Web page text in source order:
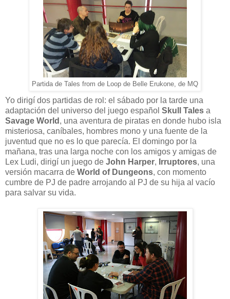
Partida de Tales from de Loop de Belle Erukone, de MQ
Yo dirigí dos partidas de rol: el sábado por la tarde una
adaptación del universo del juego español Skull Tales a
Savage World , una aventura de piratas en donde hubo isla
misteriosa, caníbales, hombres mono y una fuente de la
juventud que no es lo que parecía. El domingo por la
mañana, tras una larga noche con los amigos y amigas de
Lex Ludi, dirigí un juego de John Harper, Irruptores, una
versión macarra de World of Dungeons, con momento
cumbre de PJ de padre arrojando al PJ de su hija al vacío
para salvar su vida.